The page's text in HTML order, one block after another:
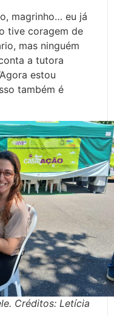
magrinho… eu já
tive coragem de
mas ninguém
a tutora
estou
também é
Créditos: Letícia